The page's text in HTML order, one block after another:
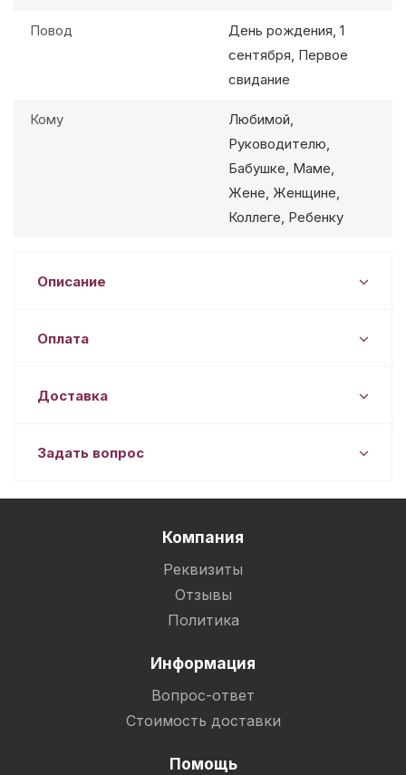
Повод
День рождения, 1
сентября, Первое
свидание
Кому
Любимой,
Руководителю,
Бабушке, Маме,
Жене, Женщине,
Коллеге, Ребенку
Описание
Оплата
Доставка
Задать вопрос
Компания
Реквизиты
Отзывы
Политика
Информация
Вопрос-ответ
Стоимость доставки
Помощь